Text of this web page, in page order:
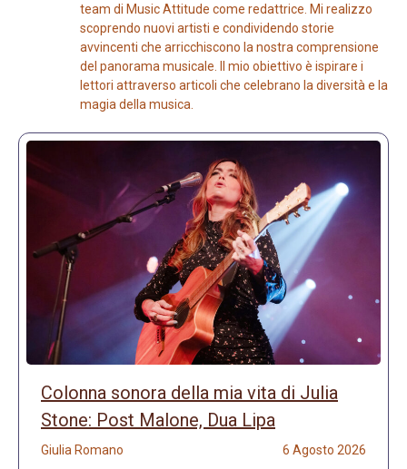
team di Music Attitude come redattrice. Mi realizzo
scoprendo nuovi artisti e condividendo storie
avvincenti che arricchiscono la nostra comprensione
del panorama musicale. Il mio obiettivo è ispirare i
lettori attraverso articoli che celebrano la diversità e la
magia della musica.
Colonna sonora della mia vita di Julia
Stone: Post Malone, Dua Lipa
Giulia Romano 6 Agosto 2026